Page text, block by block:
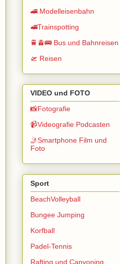
🚄 Modelleisenbahn
🚅Trainspotting
🚆🚊🚌 Bus und Bahnreisen
🛫 Reisen
VIDEO und FOTO
📸Fotografie
📹Videografie Podcasten
🤳Smartphone Film und
Foto
Sport
BeachVolleyball
Bungee Jumping
Korfball
Padel-Tennis
Rafting und Canyoning